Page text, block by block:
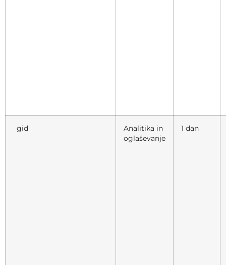
_gid
Analitika in
oglaševanje
1 dan